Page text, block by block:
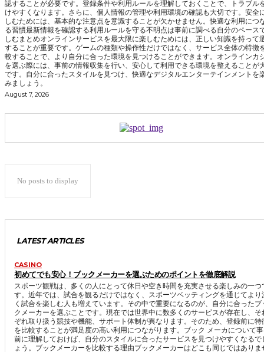
認することが必要です。登録条件や利用ルールを理解しておくことで、トラブル
けやすくなります。さらに、個人情報の管理や利用環境の確認も大切です。安全
しむためには、基本的な注意点を意識することが欠かせません。快適な利用につ
る習慣最新情報を確認する利用ルールを守る不明点は事前に調べる自分のペース
しむまとめオンラインサービスを最大限に楽しむためには、正しい知識を持って
することが重要です。ゲームの種類や操作性だけではなく、サービス全体の特徴
較することで、より自分に合った環境を見つけることができます。オンラインカ
を選ぶ際には、事前の情報収集を行い、安心して利用できる環境を整えることが
です。自分に合ったスタイルを見つけ、快適なデジタルエンターテインメントを
みましょう。
August 7, 2026
No posts to display
LATEST ARTICLES
CASINO
初めてでも安心！ブックメーカーを選ぶためのポイントを徹底解説
スポーツ観戦は、多くの人にとって休日や空き時間を充実させる楽しみの一つ
す。近年では、試合を観るだけではなく、スポーツベッティングを通じてより
く試合を楽しむ人も増えています。その中で重要になるのが、自分に合ったブ
クメーカーを選ぶことです。現在では世界中に数多くのサービスが存在し、そ
ぞれ取り扱う競技や機能、サポート体制が異なります。そのため、登録前に特
を比較することが満足度の高い利用につながります。ブック メーカについて事
前に理解しておけば、自分のスタイルに合ったサービスを見つけやすくなるで
ょう。ブックメーカーを比較する理由ブックメーカーはどこも同じではありま